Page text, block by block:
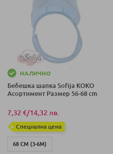
НАЛИЧНО
Бебешка шапка Sofija KOKO
Асортимент Размер 56-68 cm
7,32 €/14,32 лв.
Специална цена
68 СМ (3-6М)